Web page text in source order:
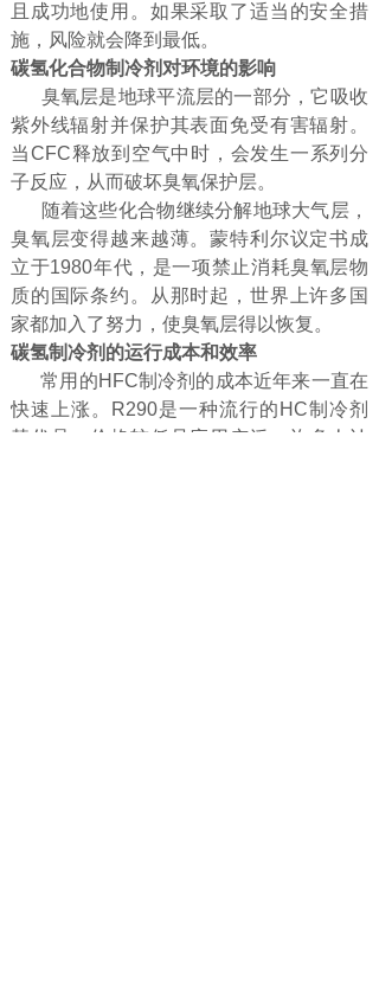
且成功地使用。如果采取了适当的安全措
施，风险就会降到最低。
碳氢化合物制冷剂对环境的影响
臭氧层是地球平流层的一部分，它吸收
紫外线辐射并保护其表面免受有害辐射。
当CFC释放到空气中时，会发生一系列分
子反应，从而破坏臭氧保护层。
随着这些化合物继续分解地球大气层，
臭氧层变得越来越薄。蒙特利尔议定书成
立于1980年代，是一项禁止消耗臭氧层物
质的国际条约。从那时起，世界上许多国
家都加入了努力，使臭氧层得以恢复。
碳氢制冷剂的运行成本和效率
常用的HFC制冷剂的成本近年来一直在
快速上涨。R290是一种流行的HC制冷剂
替代品，价格较低且应用广泛。许多人认